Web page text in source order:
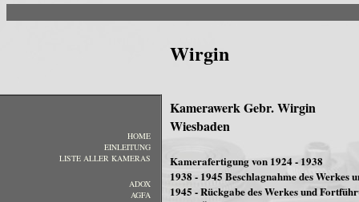
Kamerawerk Gebr. Wirgin
Wiesbaden
Kamerafertigung von 1924 - 1938
1938 - 1945 Beschlagnahme des Werkes
1945 - Rückgabe des Werkes und
Wirgin
HOME
EINLEITUNG
LISTE ALLER KAMERAS
ADOX
AGFA